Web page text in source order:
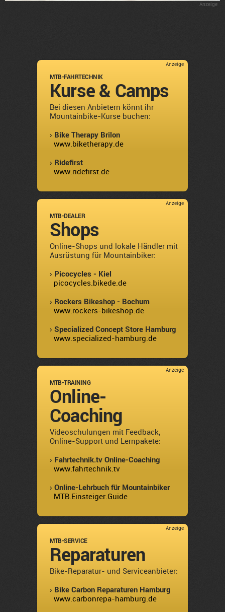
Anzeige
Anzeige
MTB-FAHRTECHNIK
Kurse & Camps
Bei diesen Anbietern könnt ihr
Mountainbike-Kurse buchen:
› Bike Therapy Brilon
www.biketherapy.de
› Ridefirst
www.ridefirst.de
Anzeige
MTB-DEALER
Shops
Online-Shops und lokale Händler mit
Ausrüstung für Mountainbiker:
› Picocycles - Kiel
picocycles.bikede.de
› Rockers Bikeshop - Bochum
www.rockers-bikeshop.de
› Specialized Concept Store Hamburg
www.specialized-hamburg.de
Anzeige
MTB-TRAINING
Online-
Coaching
Videoschulungen mit Feedback,
Online-Support und Lernpakete:
› Fahrtechnik.tv Online-Coaching
www.fahrtechnik.tv
› Online-Lehrbuch für Mountainbiker
MTB.Einsteiger.Guide
Anzeige
MTB-SERVICE
Reparaturen
Bike-Reparatur- und Serviceanbieter:
› Bike Carbon Reparaturen Hamburg
www.carbonrepa-hamburg.de